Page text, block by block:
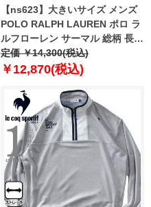
【ns623】大きいサイズ メンズ
POLO RALPH LAUREN ポロ ラ
ルフローレン サーマル 総柄 長袖
Tシャツ USA直輸入 pw25hr-
a0sO
定価 ￥14,300(税込)
￥12,870(税込)